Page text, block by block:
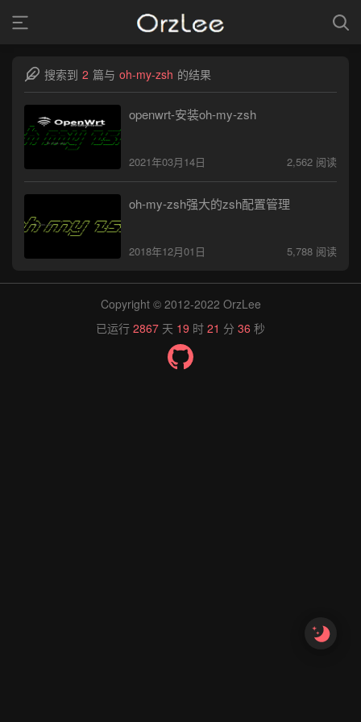
搜索到 2 篇与 oh-my-zsh 的结果
openwrt-安装oh-my-zsh
2021年03月14日 2,562 阅读
oh-my-zsh强大的zsh配置管理
2018年12月01日 5,788 阅读
Copyright © 2012-2022 OrzLee
已运行 2867 天 19 时 21 分 36 秒